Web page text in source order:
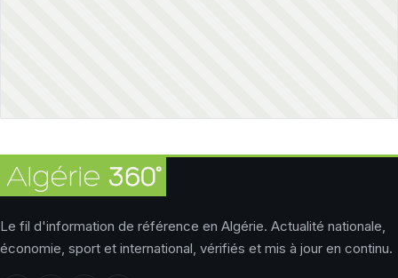
Le fil d'information de référence en Algérie. Actualité nationale,
économie, sport et international, vérifiés et mis à jour en continu.